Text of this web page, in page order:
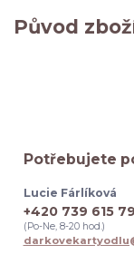
Původ
Potřebujete
Lucie Fárlíková
+420 739 615
(Po-Ne, 8-20 hod.)